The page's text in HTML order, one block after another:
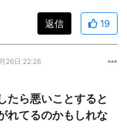
返信 19
26日 22:26
たら悪いことすると
れてるのかもしれな